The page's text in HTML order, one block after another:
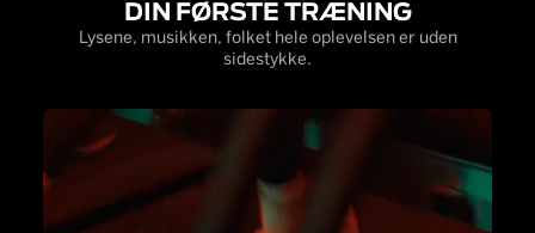
DIN FØRSTE TRÆNING
Lysene, musikken, folket hele oplevelsen er uden
sidestykke.